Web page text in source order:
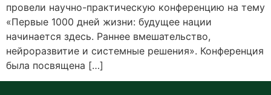
провели научно-практическую конференцию на тему
«Первые 1000 дней жизни: будущее нации
начинается здесь. Раннее вмешательство,
нейроразвитие и системные решения». Конференция
была посвящена […]